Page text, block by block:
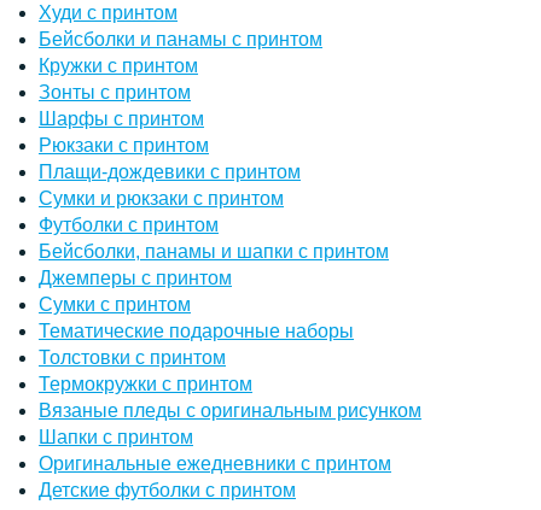
Худи с принтом
Бейсболки и панамы с принтом
Кружки с принтом
Зонты с принтом
Шарфы с принтом
Рюкзаки с принтом
Плащи-дождевики с принтом
Сумки и рюкзаки с принтом
Футболки с принтом
Бейсболки, панамы и шапки с принтом
Джемперы с принтом
Сумки с принтом
Тематические подарочные наборы
Толстовки с принтом
Термокружки с принтом
Вязаные пледы с оригинальным рисунком
Шапки с принтом
Оригинальные ежедневники с принтом
Детские футболки с принтом